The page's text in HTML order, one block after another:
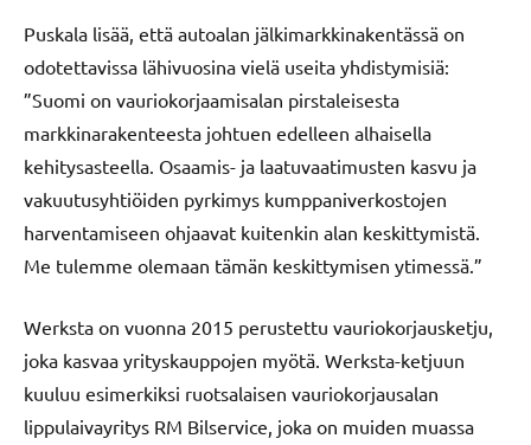
Puskala lisää, että autoalan jälkimarkkinakentässä on
odotettavissa lähivuosina vielä useita yhdistymisiä:
”Suomi on vauriokorjaamisalan pirstaleisesta
markkinarakenteesta johtuen edelleen alhaisella
kehitysasteella. Osaamis- ja laatuvaatimusten kasvu ja
vakuutusyhtiöiden pyrkimys kumppaniverkostojen
harventamiseen ohjaavat kuitenkin alan keskittymistä.
Me tulemme olemaan tämän keskittymisen ytimessä.”
Werksta on vuonna 2015 perustettu vauriokorjausketju,
joka kasvaa yrityskauppojen myötä. Werksta-ketjuun
kuuluu esimerkiksi ruotsalaisen vauriokorjausalan
lippulaivayritys RM Bilservice, joka on muiden muassa